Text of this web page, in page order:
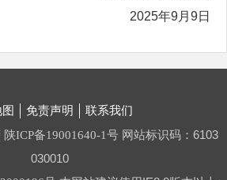
2025年9月9日
免责声明 联系我们
陕ICP备19001640-1号 网站标识码：6103
030010